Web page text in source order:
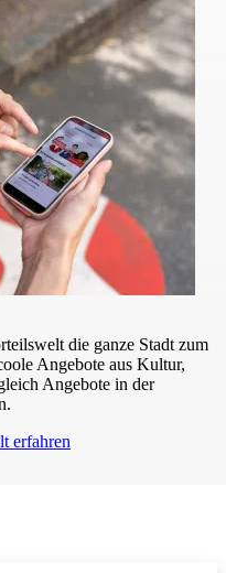
die ganze Stadt zum
Angebote aus Kultur,
Angebote in der
erfahren